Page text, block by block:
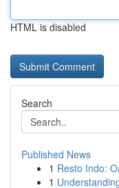
HTML is disabled
Search
Published News
1 Resto Indo:
1